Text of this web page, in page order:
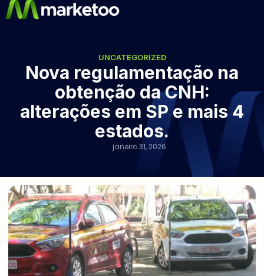
UNCATEGORIZED
Nova regulamentação na
obtenção da CNH:
alterações em SP e mais 4
estados.
janeiro 31, 2026